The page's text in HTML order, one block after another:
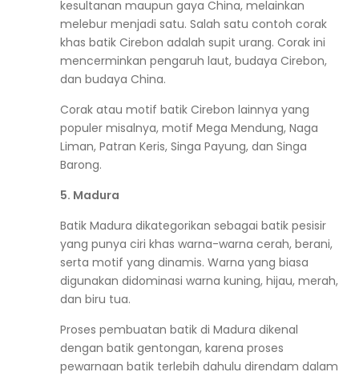
kesultanan maupun gaya China, melainkan
melebur menjadi satu. Salah satu contoh corak
khas batik Cirebon adalah supit urang. Corak ini
mencerminkan pengaruh laut, budaya Cirebon,
dan budaya China.
Corak atau motif batik Cirebon lainnya yang
populer misalnya, motif Mega Mendung, Naga
Liman, Patran Keris, Singa Payung, dan Singa
Barong.
5. Madura
Batik Madura dikategorikan sebagai batik pesisir
yang punya ciri khas warna-warna cerah, berani,
serta motif yang dinamis. Warna yang biasa
digunakan didominasi warna kuning, hijau, merah,
dan biru tua.
Proses pembuatan batik di Madura dikenal
dengan batik gentongan, karena proses
pewarnaan batik terlebih dahulu direndam dalam